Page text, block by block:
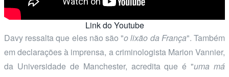
Link do Youtube
Davy ressalta que eles não são "o lixão da França". Também
em declarações à imprensa, a criminologista Marion Vannier,
da Universidade de Manchester, acredita que é "uma má